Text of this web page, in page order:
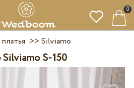
0
>> Silviamo
Silviamo S-150